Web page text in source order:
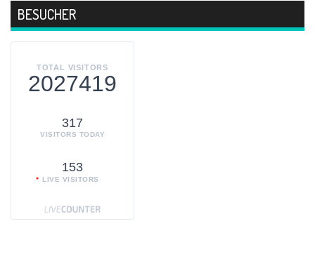
BESUCHER
TOTAL VISITORS
2027419
317
VISITORS TODAY
153
LIVE VISITORS